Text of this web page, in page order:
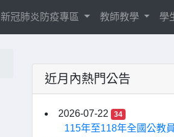
新冠肺炎防疫專區 教師教學 學
近月內熱門公告
2026-07-22 34
115年至118年全國公教